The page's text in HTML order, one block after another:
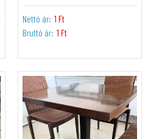
Nettó ár: 1 Ft
Bruttó ár: 1 Ft